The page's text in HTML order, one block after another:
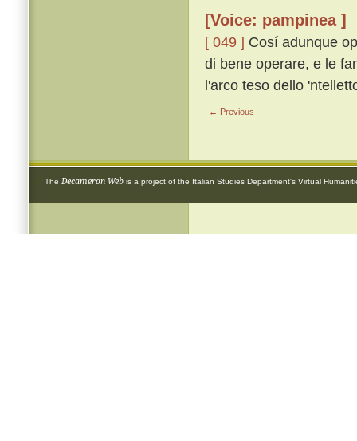
[Voice: pampinea ]
[ 049 ] Cosí adunque
di bene operare, e le
l'arco teso dello
← Previous
The Decameron Web is a project of the Italian Studies Department's Virtual